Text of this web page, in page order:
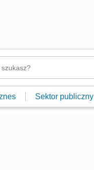
Sektor publiczny